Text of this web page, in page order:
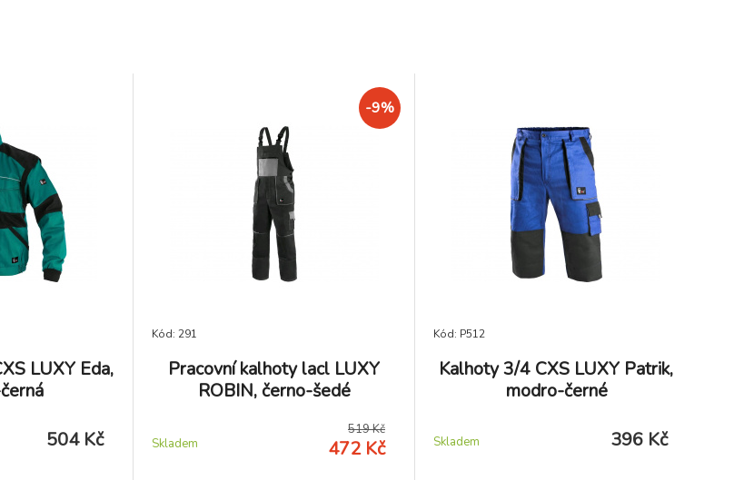
LUXY Eda,
504 Kč
-9%
Kód: 291
Pracovní kalhoty lacl LUXY
ROBIN, černo-šedé
Skladem
519 Kč
472 Kč
Kód: P512
Kalhoty 3/4 CXS LUXY Patrik,
modro-černé
Skladem 396 Kč